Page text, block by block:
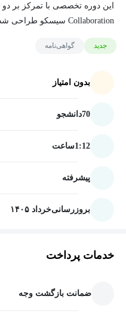
این دوره تخصصی با تمرکز بر
Collaboration سیسکو طراحی شده است. بخش...
جدید گواهی‌نامه
بدون امتیاز
70دانشجو
1:12ساعت
پیشرفته
بروزرسانیخرداد ۱۴۰۵
خدمات پرداخت
ضمانت بازگشت وجه